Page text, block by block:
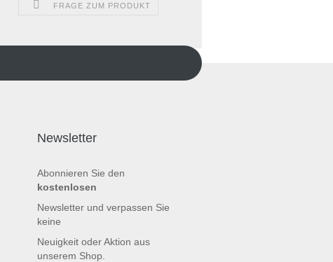
FRAGE ZUM PRODUKT
Newsletter
Abonnieren Sie den
kostenlosen
Newsletter und verpassen Sie
keine
Neuigkeit oder Aktion aus
unserem Shop.